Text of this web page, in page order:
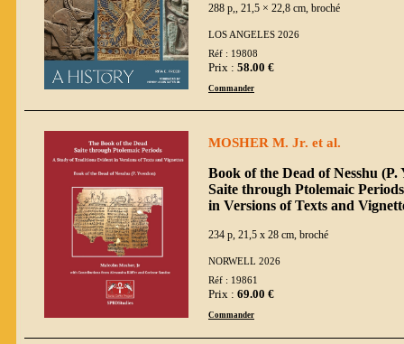
288 p,, 21,5 × 22,8 cm, broché
LOS ANGELES 2026
Réf : 19808
Prix : 58.00 €
Commander
MOSHER M. Jr. et al.
Book of the Dead of Nesshu
Saite through Ptolemaic
in Versions of Texts and
234 p, 21,5 x 28 cm, broché
NORWELL 2026
Réf : 19861
Prix : 69.00 €
Commander